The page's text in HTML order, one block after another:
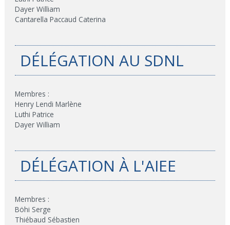
Dayer William
Cantarella Paccaud Caterina
DÉLÉGATION AU SDNL
Membres :
Henry Lendi Marlène
Luthi Patrice
Dayer William
DÉLÉGATION À L'AIEE
Membres :
Böhi Serge
Thiébaud Sébastien